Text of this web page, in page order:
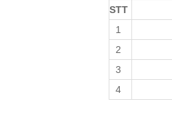
STT
1
2
3
4